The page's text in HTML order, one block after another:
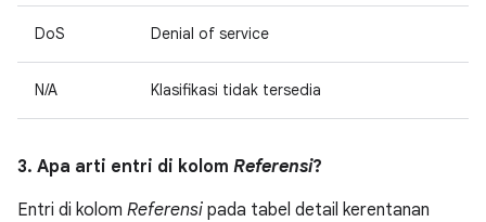
DoS Denial of service
N/A Klasifikasi tidak tersedia
3. Apa arti entri di kolom Referensi?
Entri di kolom Referensi pada tabel detail kerentanan